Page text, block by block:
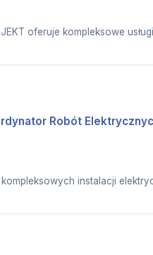
oferuje kompleksowe
Robót
instalacji